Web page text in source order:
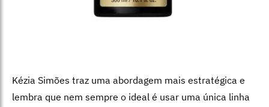
Kézia Simões traz uma abordagem mais estratégica e
lembra que nem sempre o ideal é usar uma única linha